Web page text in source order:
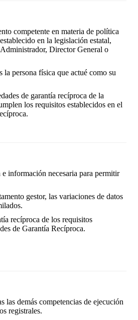
competente en materia de política
en la legislación estatal,
Director General o
la persona física que actué como su
de garantía recíproca de la
los requisitos establecidos en el
información necesaria para permitir
gestor, las variaciones de datos
recíproca de los requisitos
de Garantía Recíproca.
demás competencias de ejecución
registrales.